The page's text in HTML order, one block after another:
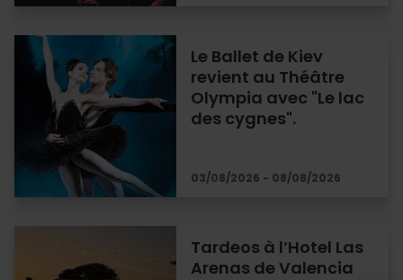
Le Ballet de Kiev
revient au Théâtre
Olympia avec "Le lac
des cygnes".
03/08/2026 - 08/08/2026
Tardeos à l’Hotel Las
Arenas de Valencia